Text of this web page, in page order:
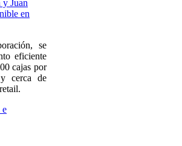
se
eficiente
cajas por
cerca de
e